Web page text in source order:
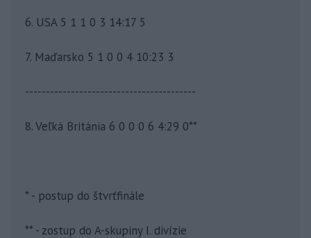
6. USA 5 1 1 0 3 14:17 5
7. Maďarsko 5 1 0 0 4 10:23 3
-----------------------------------------
8. Veľká Británia 6 0 0 0 6 4:29 0**
* - postup do štvrťfinále
** - zostup do A-skupiny I. divízie